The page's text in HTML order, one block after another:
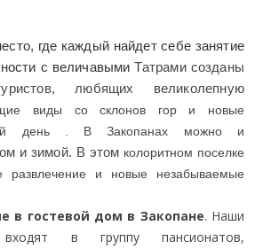
где каждый найдет себе занятие
с величавымиТатрами созданы
любящих великолепную
виды со склонов гор и новые
день . В Закопанах можно и
и зимой. В этом колоритном поселке
развлечение и новые незабываемые
в гостевой дом в Закопане. Наши
в группу пансионатов,